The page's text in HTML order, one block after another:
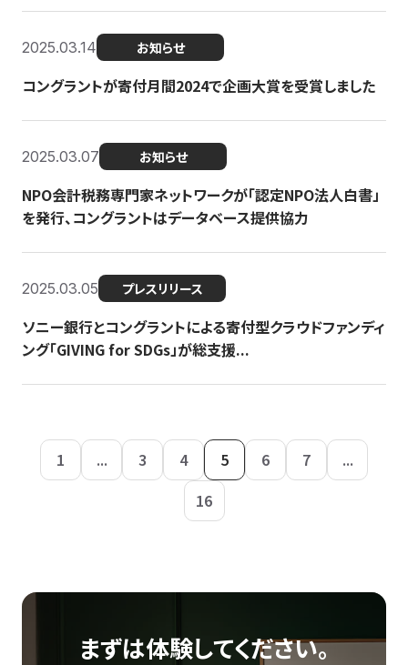
2025.03.14 お知らせ
コングラントが寄付月間2024で企画大賞を受賞しました
2025.03.07 お知らせ
NPO会計税務専門家ネットワークが「認定NPO法人白書」
を発行、コングラントはデータベース提供協力
2025.03.05 プレスリリース
ソニー銀行とコングラントによる寄付型クラウドファンディ
ング「GIVING for SDGs」が総支援...
1 ... 3 4 5 6 7
...
16
まずは体験してください。